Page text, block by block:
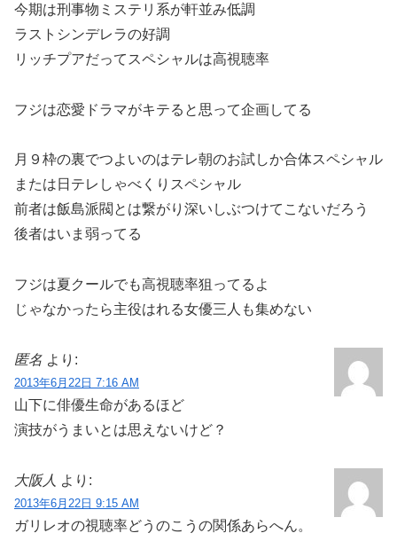
今期は刑事物ミステリ系が軒並み低調
ラストシンデレラの好調
リッチプアだってスペシャルは高視聴率
フジは恋愛ドラマがキテると思って企画してる
月９枠の裏でつよいのはテレ朝のお試しか合体スペシャル
または日テレしゃべくりスペシャル
前者は飯島派閥とは繋がり深いしぶつけてこないだろう
後者はいま弱ってる
フジは夏クールでも高視聴率狙ってるよ
じゃなかったら主役はれる女優三人も集めない
匿名 より:
2013年6月22日 7:16 AM
山下に俳優生命があるほど
演技がうまいとは思えないけど？
大阪人 より:
2013年6月22日 9:15 AM
ガリレオの視聴率どうのこうの関係あらへん。